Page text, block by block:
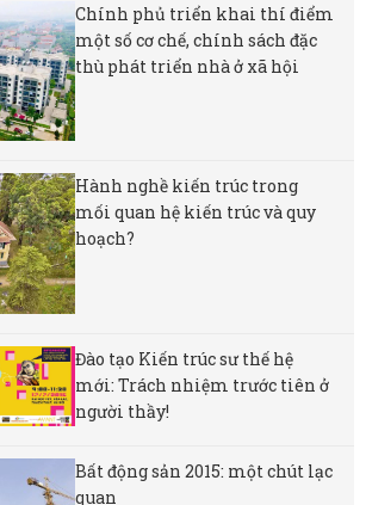
Chính phủ triển khai thí điểm
một số cơ chế, chính sách đặc
thù phát triển nhà ở xã hội
Hành nghề kiến trúc trong
mối quan hệ kiến trúc và quy
hoạch?
Đào tạo Kiến trúc sư thế hệ
mới: Trách nhiệm trước tiên ở
người thầy!
Bất động sản 2015: một chút lạc
quan